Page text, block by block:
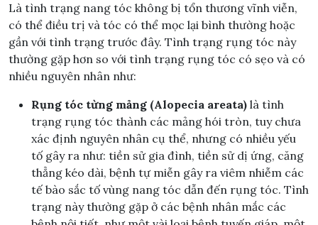
Là tình trạng nang tóc không bị tổn thương vĩnh viễn,
có thể điều trị và tóc có thể mọc lại bình thường hoặc
gần với tình trạng trước đây. Tình trạng rụng tóc này
thường gặp hơn so với tình trạng rụng tóc có sẹo và có
nhiều nguyên nhân như:
Rụng tóc từng mảng (Alopecia areata) là tình
trạng rụng tóc thành các mảng hói tròn, tuy chưa
xác định nguyên nhân cụ thể, nhưng có nhiều yếu
tố gây ra như: tiền sử gia đình, tiền sử dị ứng, căng
thẳng kéo dài, bệnh tự miễn gây ra viêm nhiễm các
tế bào sắc tố vùng nang tóc dẫn đến rụng tóc. Tình
trạng này thường gặp ở các bệnh nhân mắc các